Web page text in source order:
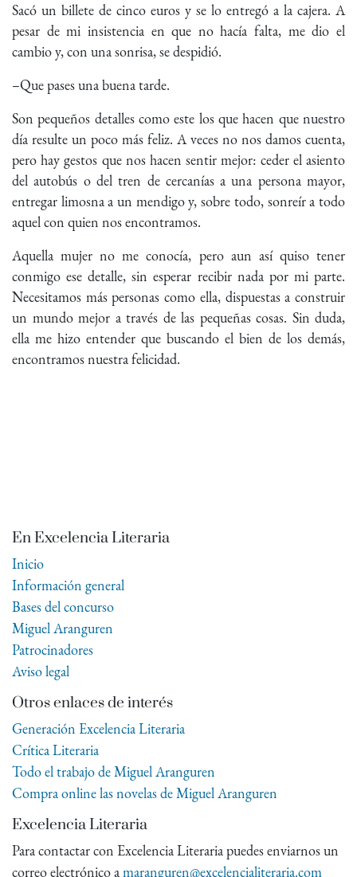
Sacó un billete de cinco euros y se lo entregó a la cajera. A
pesar de mi insistencia en que no hacía falta, me dio el
cambio y, con una sonrisa, se despidió.
–Que pases una buena tarde.
Son pequeños detalles como este los que hacen que nuestro
día resulte un poco más feliz. A veces no nos damos cuenta,
pero hay gestos que nos hacen sentir mejor: ceder el asiento
del autobús o del tren de cercanías a una persona mayor,
entregar limosna a un mendigo y, sobre todo, sonreír a todo
aquel con quien nos encontramos.
Aquella mujer no me conocía, pero aun así quiso tener
conmigo ese detalle, sin esperar recibir nada por mi parte.
Necesitamos más personas como ella, dispuestas a construir
un mundo mejor a través de las pequeñas cosas. Sin duda,
ella me hizo entender que buscando el bien de los demás,
encontramos nuestra felicidad.
En Excelencia Literaria
Inicio
Información general
Bases del concurso
Miguel Aranguren
Patrocinadores
Aviso legal
Otros enlaces de interés
Generación Excelencia Literaria
Crítica Literaria
Todo el trabajo de Miguel Aranguren
Compra online las novelas de Miguel Aranguren
Excelencia Literaria
Para contactar con Excelencia Literaria puedes enviarnos un
correo electrónico amaranguren@excelencialiteraria.com